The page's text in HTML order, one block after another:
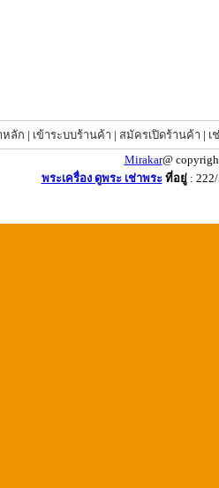
ลัก | เข้าระบบร้านค้า | สมัครเปิดร้านค้า | เ
Mirakar@
พระเครื่อง ดูพระ เช่าพระ ที่อยู่ :